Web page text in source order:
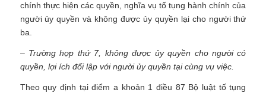
chính thực hiện các quyền, nghĩa vụ tố tụng hành chính của
người ủy quyền và không được ủy quyền lại cho người thứ
ba.
– Trường hợp thứ 7, không được ủy quyền cho người có
quyền, lợi ích đối lập với người ủy quyền tại cùng vụ việc.
Theo quy định tại điểm a khoản 1 điều 87 Bộ luật tố tụng